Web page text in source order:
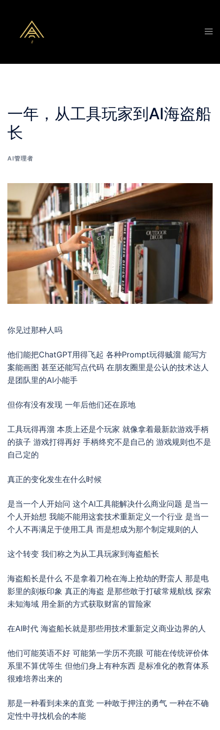
content
一年，从工具玩家到AI海盗船
长
AI管理者
你见过那种人吗
他们能把ChatGPT用得飞起 各种Prompt玩得贼溜 能写方
案能画图 甚至还能写点代码 在朋友圈里是公认的技术达人
是团队里的AI小能手
但你有没有发现 一年后他们还在原地
工具玩得再溜 本质上还是个玩家 就像拿着最新款游戏手柄
的孩子 游戏打得再好 手柄终究不是自己的 游戏规则也不是
自己定的
真正的变化发生在什么时候
是当一个人开始问 这个AI工具能解决什么商业问题 是当一
个人开始想 我能不能用这套技术重新定义一个行业 是当一
个人不再满足于使用工具 而是想成为那个制定规则的人
这个转变 我们称之为从工具玩家到海盗船长
海盗船长是什么 不是拿着刀枪在海上抢劫的野蛮人 那是电
影里的刻板印象 真正的海盗 是那些敢于打破常规航线 探索
未知海域 用全新的方式获取财富的冒险家
在AI时代 海盗船长就是那些用技术重新定义商业边界的人
他们可能英语不好 可能第一学历不亮眼 可能在传统评价体
系里不算优等生 但他们身上有种东西 是标准化的教育体系
很难培养出来的
那是一种看到未来的直觉 一种敢于押注的勇气 一种在不确
定性中寻找机会的本能